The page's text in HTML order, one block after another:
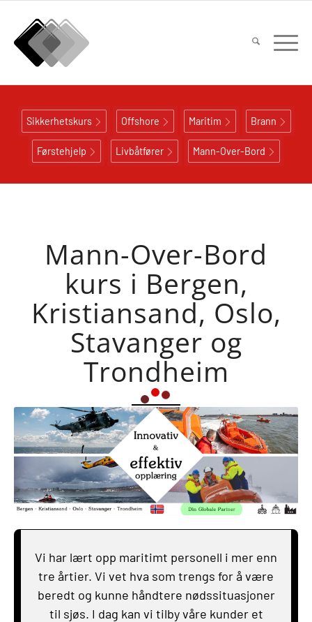
Sikkerhetskurs Offshore Maritim Brann
Førstehjelp Livbåtfører Mann-Over-Bord
Mann-Over-Bord
kurs i Bergen,
Kristiansand, Oslo,
Stavanger og
Trondheim
Vi har lært opp maritimt personell i mer enn
tre årtier. Vi vet hva som trengs for å være
beredt og kunne håndtere nødssituasjoner
til sjøs. I dag kan vi tilby våre kunder et